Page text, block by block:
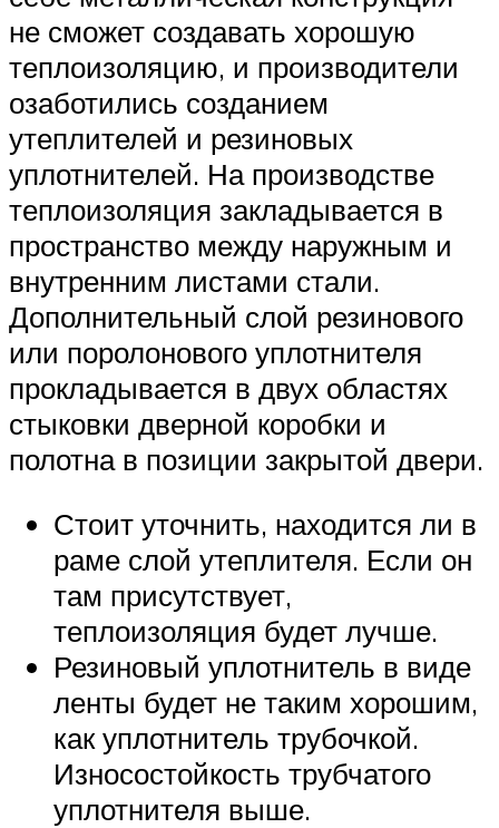
не сможет создавать хорошую
теплоизоляцию, и производители
озаботились созданием
утеплителей и резиновых
уплотнителей. На производстве
теплоизоляция закладывается в
пространство между наружным и
внутренним листами стали.
Дополнительный слой резинового
или поролонового уплотнителя
прокладывается в двух областях
стыковки дверной коробки и
полотна в позиции закрытой двери.
Стоит уточнить, находится ли в
раме слой утеплителя. Если он
там присутствует,
теплоизоляция будет лучше.
Резиновый уплотнитель в виде
ленты будет не таким хорошим,
как уплотнитель трубочкой.
Износостойкость трубчатого
уплотнителя выше.